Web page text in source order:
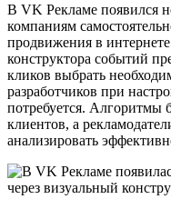
В VK Рекламе появился
компаниям
продвижения в
конструктора событий
кликов выбрать
разработчиков при
потребуется. Алгоритмы
клиентов, а
анализировать